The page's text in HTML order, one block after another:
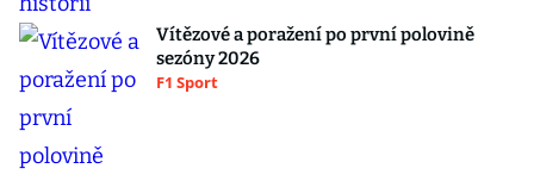
Vítězové a poražení po první polovině
sezóny 2026
F1 Sport